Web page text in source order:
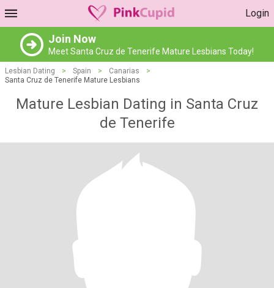
Login
Join Now
Meet Santa Cruz de Tenerife Mature Lesbians Today!
Lesbian Dating > Spain > Canarias
>
Santa Cruz de Tenerife Mature Lesbians
Mature Lesbian Dating in Santa Cruz
de Tenerife